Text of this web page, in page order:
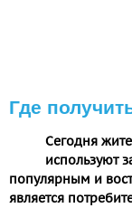
Где
Сегодня
используют
популярным и
является